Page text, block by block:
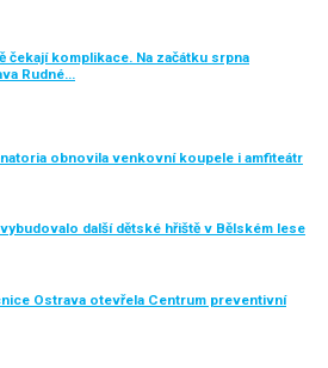
čekají komplikace. Na začátku srpna
Rudné…
obnovila venkovní koupele i amfiteátr
další dětské hřiště v Bělském lese
Ostrava otevřela Centrum preventivní